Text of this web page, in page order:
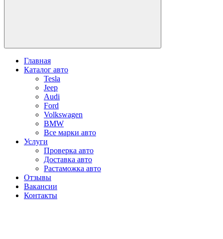
Главная
Каталог авто
Tesla
Jeep
Audi
Ford
Volkswagen
BMW
Все марки авто
Услуги
Проверка авто
Доставка авто
Растаможка авто
Отзывы
Вакансии
Контакты